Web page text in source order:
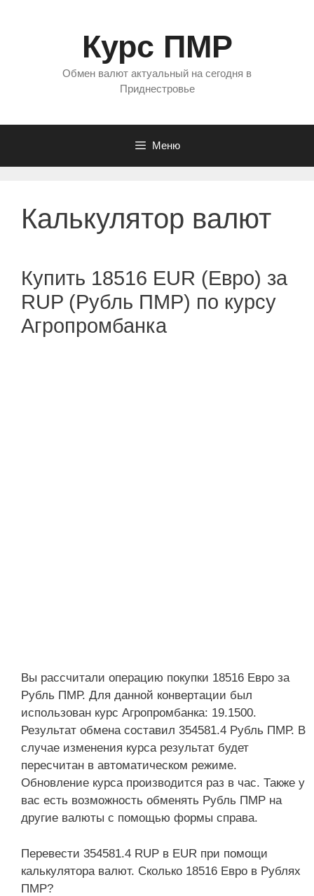
Курс ПМР
Обмен валют актуальный на сегодня в
Приднестровье
Меню
Калькулятор валют
Купить 18516 EUR (Евро) за
RUP (Рубль ПМР) по курсу
Агропромбанка
Вы рассчитали операцию покупки 18516 Евро за
Рубль ПМР. Для данной конвертации был
использован курс Агропромбанка: 19.1500.
Результат обмена составил 354581.4 Рубль ПМР. В
случае изменения курса результат будет
пересчитан в автоматическом режиме.
Обновление курса производится раз в час. Также у
вас есть возможность обменять Рубль ПМР на
другие валюты с помощью формы справа.
Перевести 354581.4 RUP в EUR при помощи
калькулятора валют. Сколько 18516 Евро в Рублях
ПМР?